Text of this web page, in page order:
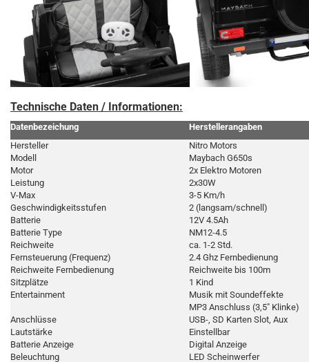
Technische Daten / Informationen:
Datenbezeichung
Herstellerangaben
Hersteller
Nitro Motors
Modell
Maybach G650s
Motor
2x Elektro Motoren
Leistung
2x30W
V-Max
3-5 Km/h
Geschwindigkeitsstufen
2 (langsam/schnell)
Batterie
12V 4.5Ah
Batterie Type
NM12-4.5
Reichweite
ca. 1-2 Std.
Fernsteuerung (Frequenz)
2.4 Ghz Fernbedienung
Reichweite Fernbedienung
Reichweite bis 100m
Sitzplätze
1 Kind
Entertainment
Musik mit Soundeffekte
Anschlüsse
MP3 Anschluss (3,5" Klinke)
USB-, SD Karten Slot, Aux
Lautstärke
Einstellbar
Batterie Anzeige
Digital Anzeige
Beleuchtung
LED Scheinwerfer